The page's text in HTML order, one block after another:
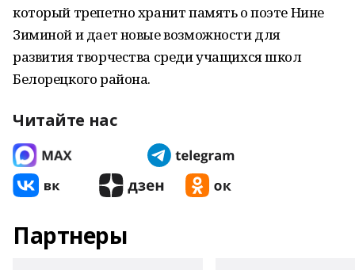
который трепетно хранит память о поэте Нине
Зиминой и дает новые возможности для
развития творчества среди учащихся школ
Белорецкого района.
Читайте нас
Партнеры